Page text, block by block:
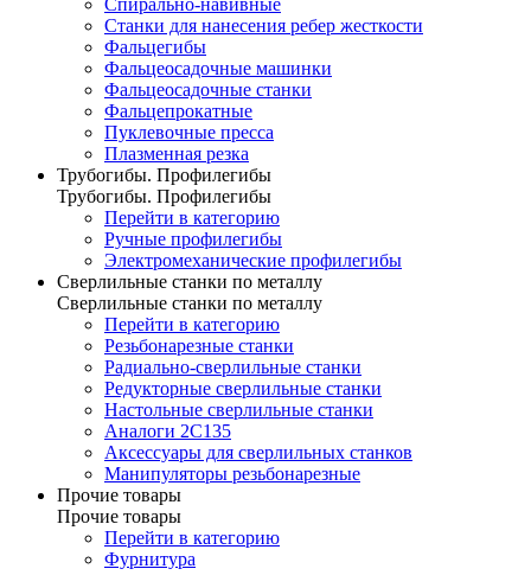
Спирально-навивные
Станки для нанесения ребер жесткости
Фальцегибы
Фальцеосадочные машинки
Фальцеосадочные станки
Фальцепрокатные
Пуклевочные пресса
Плазменная резка
Трубогибы. Профилегибы
Трубогибы. Профилегибы
Перейти в категорию
Ручные профилегибы
Электромеханические профилегибы
Сверлильные станки по металлу
Сверлильные станки по металлу
Перейти в категорию
Резьбонарезные станки
Радиально-сверлильные станки
Редукторные сверлильные станки
Настольные сверлильные станки
Аналоги 2С135
Аксессуары для сверлильных станков
Манипуляторы резьбонарезные
Прочие товары
Прочие товары
Перейти в категорию
Фурнитура